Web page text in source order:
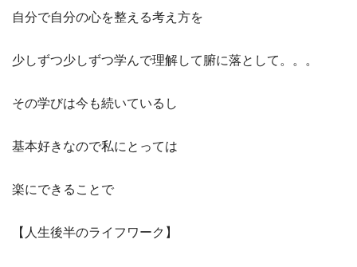
自分で自分の心を整える考え方を
少しずつ少しずつ学んで理解して腑に落として。。。
その学びは今も続いているし
基本好きなので私にとっては
楽にできることで
【人生後半のライフワーク】